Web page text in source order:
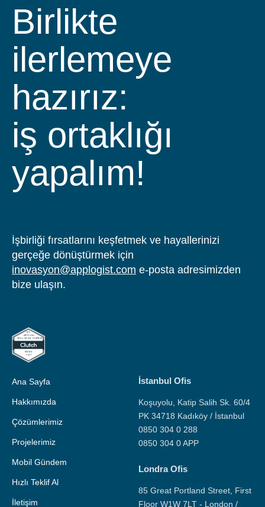
Birlikte
ilerlemeye
hazırız:
ekibimize
katılın!
İşbirliği fırsatlarını keşfetmek ve hayallerinizi
gerçeğe dönüştürmek için
inovasyon@applogist.com e-posta adresimizden
bize ulaşın.
Ana Sayfa
Hakkımızda
Çözümlerimiz
Projelerimiz
Mobil Gündem
Hızlı Teklif Al
İletişim
İstanbul Ofis
Koşuyolu, Katip Salih Sk. 60/4
PK 34718 Kadıköy / İstanbul
0850 304 0 288
0850 304 0 APP
Londra Ofis
85 Great Portland Street, First
Floor W1W 7LT - London /